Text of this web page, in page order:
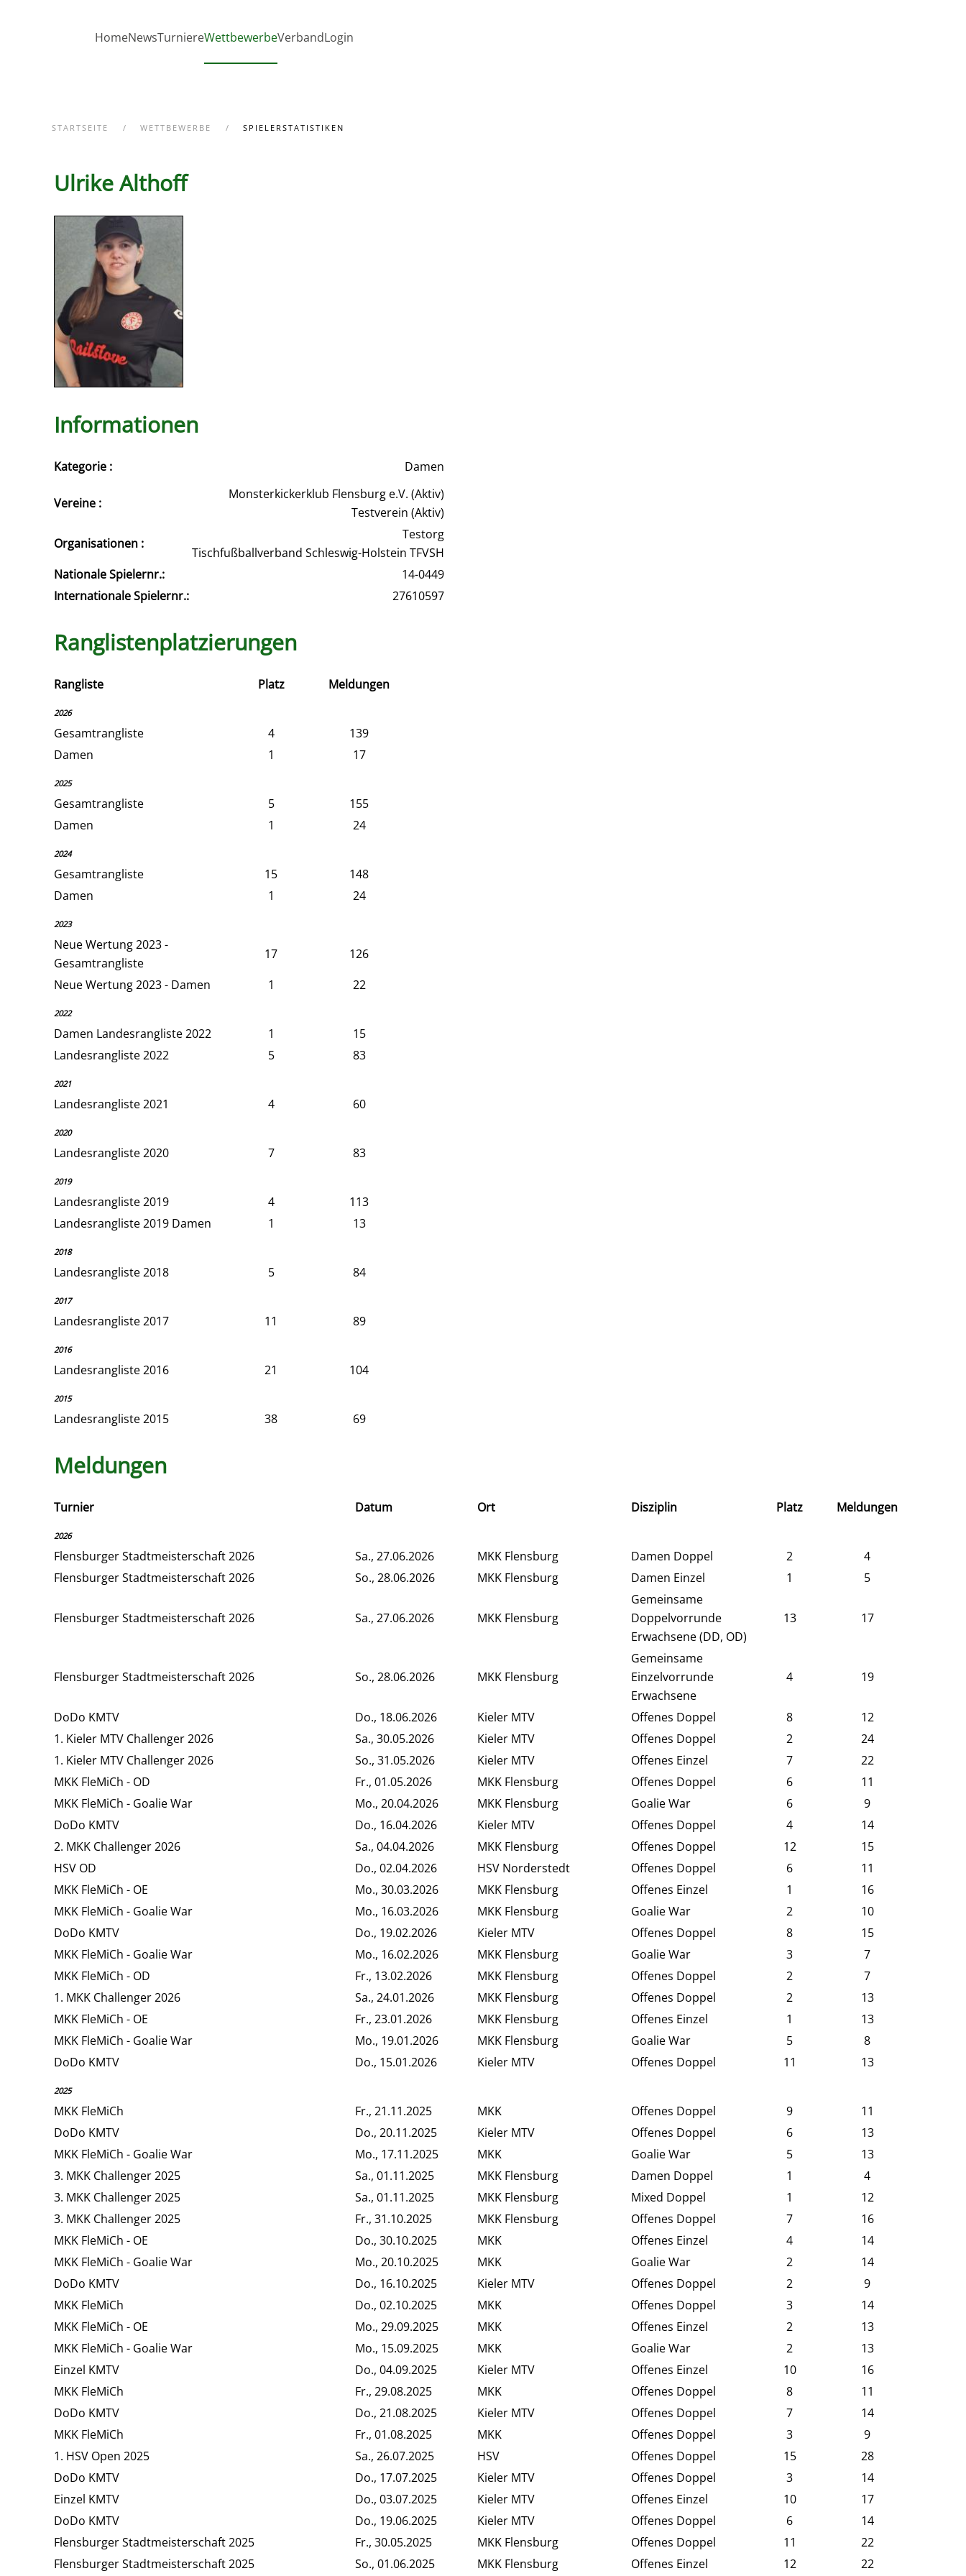
Zum Hauptinhalt springen
HomeNewsTurniereWettbewerbeVerbandLogin
STARTSEITE WETTBEWERBE SPIELERSTATISTIKEN
Ulrike Althoff
Informationen
Kategorie : Damen
Vereine :
Monsterkickerklub Flensburg e.V. (Aktiv)
Testverein (Aktiv)
Organisationen :
Testorg
Tischfußballverband Schleswig-Holstein TFVSH
Nationale Spielernr.:
14-0449
Internationale Spielernr.:
27610597
Ranglistenplatzierungen
Rangliste Platz Meldungen
2026
Gesamtrangliste 4
139
Damen
1 17
2025
Gesamtrangliste 5
155
Damen
1 24
2024
Gesamtrangliste 15
148
Damen
1 24
2023
Neue Wertung 2023 -
Gesamtrangliste
17
126
Neue Wertung 2023 - Damen
1 22
2022
Damen Landesrangliste 2022 1
15
Landesrangliste 2022
5 83
2021
Landesrangliste 2021 4 60
2020
Landesrangliste 2020 7 83
2019
Landesrangliste 2019 4
113
Landesrangliste 2019 Damen
1 13
2018
Landesrangliste 2018 5 84
2017
Landesrangliste 2017 11 89
2016
Landesrangliste 2016 21 104
2015
Landesrangliste 2015 38 69
Meldungen
Turnier Datum Ort Disziplin Platz Meldungen
2026
Flensburger Stadtmeisterschaft 2026 Sa., 27.06.2026 MKK Flensburg Damen Doppel 2
4
Flensburger Stadtmeisterschaft 2026
So., 28.06.2026 MKK Flensburg Damen Einzel 1 5
Flensburger Stadtmeisterschaft 2026 Sa., 27.06.2026 MKK Flensburg
Gemeinsame
Doppelvorrunde
Erwachsene (DD, OD)
13 17
Flensburger Stadtmeisterschaft 2026 So., 28.06.2026 MKK Flensburg
Gemeinsame
Einzelvorrunde
Erwachsene
4 19
DoDo KMTV Do., 18.06.2026 Kieler MTV Offenes Doppel 8
12
1. Kieler MTV Challenger 2026
Sa., 30.05.2026 Kieler MTV Offenes Doppel 2
24
1. Kieler MTV Challenger 2026
So., 31.05.2026 Kieler MTV Offenes Einzel 7
22
MKK FleMiCh - OD
Fr., 01.05.2026 MKK Flensburg Offenes Doppel 6
11
MKK FleMiCh - Goalie War
Mo., 20.04.2026 MKK Flensburg Goalie War 6
9
DoDo KMTV
Do., 16.04.2026 Kieler MTV Offenes Doppel 4
14
2. MKK Challenger 2026
Sa., 04.04.2026 MKK Flensburg Offenes Doppel 12
15
HSV OD
Do., 02.04.2026 HSV Norderstedt Offenes Doppel 6
11
MKK FleMiCh - OE
Mo., 30.03.2026 MKK Flensburg Offenes Einzel 1
16
MKK FleMiCh - Goalie War
Mo., 16.03.2026 MKK Flensburg Goalie War 2
10
DoDo KMTV
Do., 19.02.2026 Kieler MTV Offenes Doppel 8
15
MKK FleMiCh - Goalie War
Mo., 16.02.2026 MKK Flensburg Goalie War 3
7
MKK FleMiCh - OD
Fr., 13.02.2026 MKK Flensburg Offenes Doppel 2
7
1. MKK Challenger 2026
Sa., 24.01.2026 MKK Flensburg Offenes Doppel 2
13
MKK FleMiCh - OE
Fr., 23.01.2026 MKK Flensburg Offenes Einzel 1
13
MKK FleMiCh - Goalie War
Mo., 19.01.2026 MKK Flensburg Goalie War 5
8
DoDo KMTV
Do., 15.01.2026 Kieler MTV Offenes Doppel 11 13
2025
MKK FleMiCh Fr., 21.11.2025 MKK Offenes Doppel 9
11
DoDo KMTV
Do., 20.11.2025 Kieler MTV Offenes Doppel 6
13
MKK FleMiCh - Goalie War
Mo., 17.11.2025 MKK Goalie War 5
13
3. MKK Challenger 2025
Sa., 01.11.2025 MKK Flensburg Damen Doppel 1
4
3. MKK Challenger 2025
Sa., 01.11.2025 MKK Flensburg Mixed Doppel 1
12
3. MKK Challenger 2025
Fr., 31.10.2025 MKK Flensburg Offenes Doppel 7
16
MKK FleMiCh - OE
Do., 30.10.2025 MKK Offenes Einzel 4
14
MKK FleMiCh - Goalie War
Mo., 20.10.2025 MKK Goalie War 2
14
DoDo KMTV
Do., 16.10.2025 Kieler MTV Offenes Doppel 2
9
MKK FleMiCh
Do., 02.10.2025 MKK Offenes Doppel 3
14
MKK FleMiCh - OE
Mo., 29.09.2025 MKK Offenes Einzel 2
13
MKK FleMiCh - Goalie War
Mo., 15.09.2025 MKK Goalie War 2
13
Einzel KMTV
Do., 04.09.2025 Kieler MTV Offenes Einzel 10
16
MKK FleMiCh
Fr., 29.08.2025 MKK Offenes Doppel 8
11
DoDo KMTV
Do., 21.08.2025 Kieler MTV Offenes Doppel 7
14
MKK FleMiCh
Fr., 01.08.2025 MKK Offenes Doppel 3
9
1. HSV Open 2025
Sa., 26.07.2025 HSV Offenes Doppel 15
28
DoDo KMTV
Do., 17.07.2025 Kieler MTV Offenes Doppel 3
14
Einzel KMTV
Do., 03.07.2025 Kieler MTV Offenes Einzel 10
17
DoDo KMTV
Do., 19.06.2025 Kieler MTV Offenes Doppel 6
14
Flensburger Stadtmeisterschaft 2025
Fr., 30.05.2025 MKK Flensburg Offenes Doppel 11
22
Flensburger Stadtmeisterschaft 2025
So., 01.06.2025 MKK Flensburg Offenes Einzel 12 22